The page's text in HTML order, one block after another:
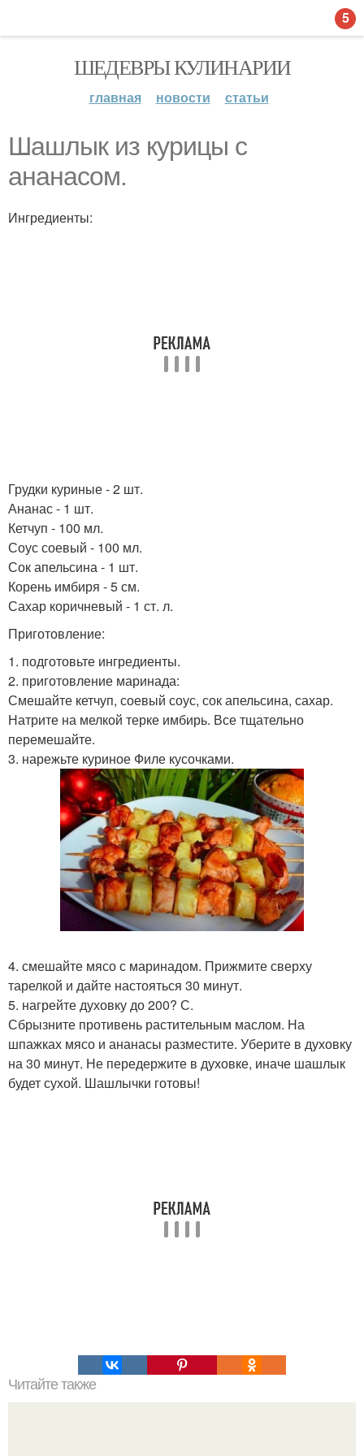
ШЕДЕВРЫ КУЛИНАРИИ
главная новости статьи
Шашлык из курицы с
ананасом.
Ингредиенты:
Грудки куриные - 2 шт.
Ананас - 1 шт.
Кетчуп - 100 мл.
Соус соевый - 100 мл.
Сок апельсина - 1 шт.
Корень имбиря - 5 см.
Сахар коричневый - 1 ст. л.
Приготовление:
1. подготовьте ингредиенты.
2. приготовление маринада:
Смешайте кетчуп, соевый соус, сок апельсина, сахар.
Натрите на мелкой терке имбирь. Все тщательно
перемешайте.
3. нарежьте куриное Филе кусочками.
4. смешайте мясо с маринадом. Прижмите сверху
тарелкой и дайте настояться 30 минут.
5. нагрейте духовку до 200? С.
Сбрызните противень растительным маслом. На
шпажках мясо и ананасы разместите. Уберите в духовку
на 30 минут. Не передержите в духовке, иначе шашлык
будет сухой. Шашлычки готовы!
Читайте также
5